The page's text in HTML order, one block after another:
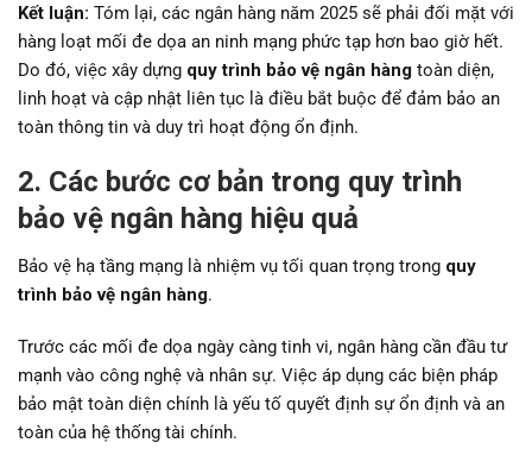
Kết luận: Tóm lại, các ngân hàng năm 2025 sẽ phải đối mặt với
hàng loạt mối đe dọa an ninh mạng phức tạp hơn bao giờ hết.
Do đó, việc xây dựng quy trình bảo vệ ngân hàng toàn diện,
linh hoạt và cập nhật liên tục là điều bắt buộc để đảm bảo an
toàn thông tin và duy trì hoạt động ổn định.
2. Các bước cơ bản trong quy trình
bảo vệ ngân hàng hiệu quả
Bảo vệ hạ tầng mạng là nhiệm vụ tối quan trọng trong quy
trình bảo vệ ngân hàng.
Trước các mối đe dọa ngày càng tinh vi, ngân hàng cần đầu tư
mạnh vào công nghệ và nhân sự. Việc áp dụng các biện pháp
bảo mật toàn diện chính là yếu tố quyết định sự ổn định và an
toàn của hệ thống tài chính.